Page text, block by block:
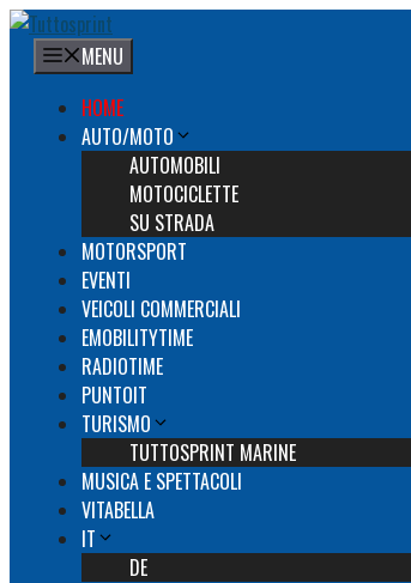
Vai
contenuto
MENU
HOME
AUTO/MOTO
AUTOMOBILI
MOTOCICLETTE
SU STRADA
MOTORSPORT
EVENTI
VEICOLI COMMERCIALI
EMOBILITYTIME
RADIOTIME
PUNTOIT
TURISMO
TUTTOSPRINT MARINE
MUSICA E SPETTACOLI
VITABELLA
IT
DE